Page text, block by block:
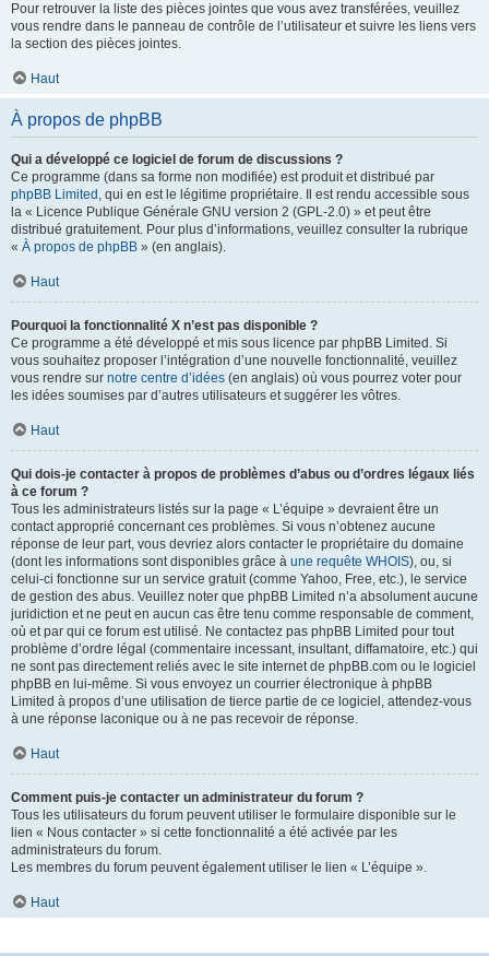
Pour retrouver la liste des pièces jointes que vous avez transférées, veuillez
vous rendre dans le panneau de contrôle de l’utilisateur et suivre les liens vers
la section des pièces jointes.
Haut
À propos de phpBB
Qui a développé ce logiciel de forum de discussions ?
Ce programme (dans sa forme non modifiée) est produit et distribué par
phpBB Limited , qui en est le légitime propriétaire. Il est rendu accessible sous
la « Licence Publique Générale GNU version 2 (GPL-2.0) » et peut être
distribué gratuitement. Pour plus d’informations, veuillez consulter la rubrique
« À propos de phpBB » (en anglais).
Haut
Pourquoi la fonctionnalité X n’est pas disponible ?
Ce programme a été développé et mis sous licence par phpBB Limited. Si
vous souhaitez proposer l’intégration d’une nouvelle fonctionnalité, veuillez
vous rendre sur notre centre d’idées (en anglais) où vous pourrez voter pour
les idées soumises par d’autres utilisateurs et suggérer les vôtres.
Haut
Qui dois-je contacter à propos de problèmes d’abus ou d’ordres légaux liés
à ce forum ?
Tous les administrateurs listés sur la page « L’équipe » devraient être un
contact approprié concernant ces problèmes. Si vous n’obtenez aucune
réponse de leur part, vous devriez alors contacter le propriétaire du domaine
(dont les informations sont disponibles grâce à une requête WHOIS), ou, si
celui-ci fonctionne sur un service gratuit (comme Yahoo, Free, etc.), le service
de gestion des abus. Veuillez noter que phpBB Limited n’a absolument aucune
juridiction et ne peut en aucun cas être tenu comme responsable de comment,
où et par qui ce forum est utilisé. Ne contactez pas phpBB Limited pour tout
problème d’ordre légal (commentaire incessant, insultant, diffamatoire, etc.) qui
ne sont pas directement reliés avec le site internet de phpBB.com ou le logiciel
phpBB en lui-même. Si vous envoyez un courrier électronique à phpBB
Limited à propos d’une utilisation de tierce partie de ce logiciel, attendez-vous
à une réponse laconique ou à ne pas recevoir de réponse.
Haut
Comment puis-je contacter un administrateur du forum ?
Tous les utilisateurs du forum peuvent utiliser le formulaire disponible sur le
lien « Nous contacter » si cette fonctionnalité a été activée par les
administrateurs du forum.
Les membres du forum peuvent également utiliser le lien « L’équipe ».
Haut